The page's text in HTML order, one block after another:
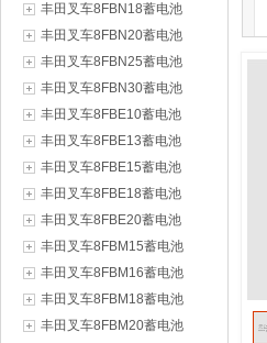
丰田叉车8FBN18蓄电池
丰田叉车8FBN20蓄电池
丰田叉车8FBN25蓄电池
丰田叉车8FBN30蓄电池
丰田叉车8FBE10蓄电池
丰田叉车8FBE13蓄电池
丰田叉车8FBE15蓄电池
丰田叉车8FBE18蓄电池
丰田叉车8FBE20蓄电池
丰田叉车8FBM15蓄电池
丰田叉车8FBM16蓄电池
丰田叉车8FBM18蓄电池
丰田叉车8FBM20蓄电池